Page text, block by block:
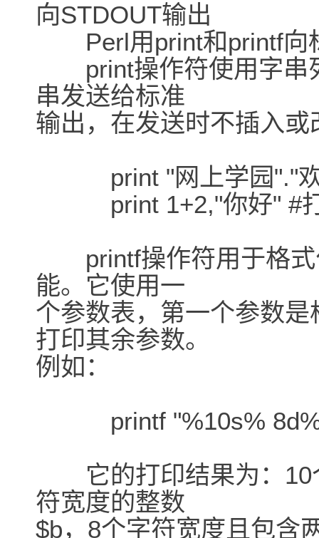
向STDOUT输出
Perl用print和printf向
print操作符使用字串
串发送给标准
输出，在发送时不插入
print "网上学园"."欢
print 1+2,"你好" #打
printf操作符用于格式
能。它使用一
个参数表，第一个参数
打印其余参数。
例如：
printf "%10s%
它的打印结果为：10
符宽度的整数
$b，8个字符宽度且包含